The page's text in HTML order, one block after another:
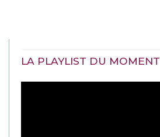
LA PLAYLIST DU MOMENT